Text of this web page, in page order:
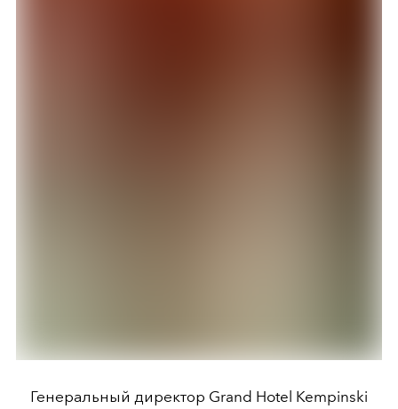
Генеральный директор Grand Hotel Kempinski